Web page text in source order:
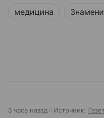
медицина
3 часа назад Источник: